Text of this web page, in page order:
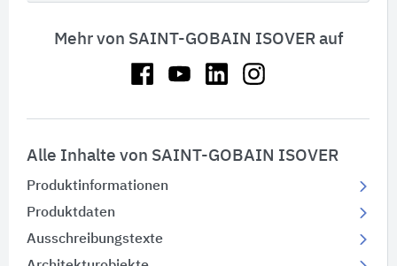
Mehr von SAINT-GOBAIN ISOVER auf
Alle Inhalte von SAINT-GOBAIN ISOVER
Produktinformationen
Produktdaten
Ausschreibungstexte